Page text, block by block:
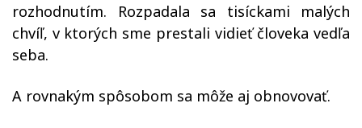
rozhodnutím. Rozpadala sa tisíckami malých
chvíľ, v ktorých sme prestali vidieť človeka vedľa
seba.
A rovnakým spôsobom sa môže aj obnovovať.